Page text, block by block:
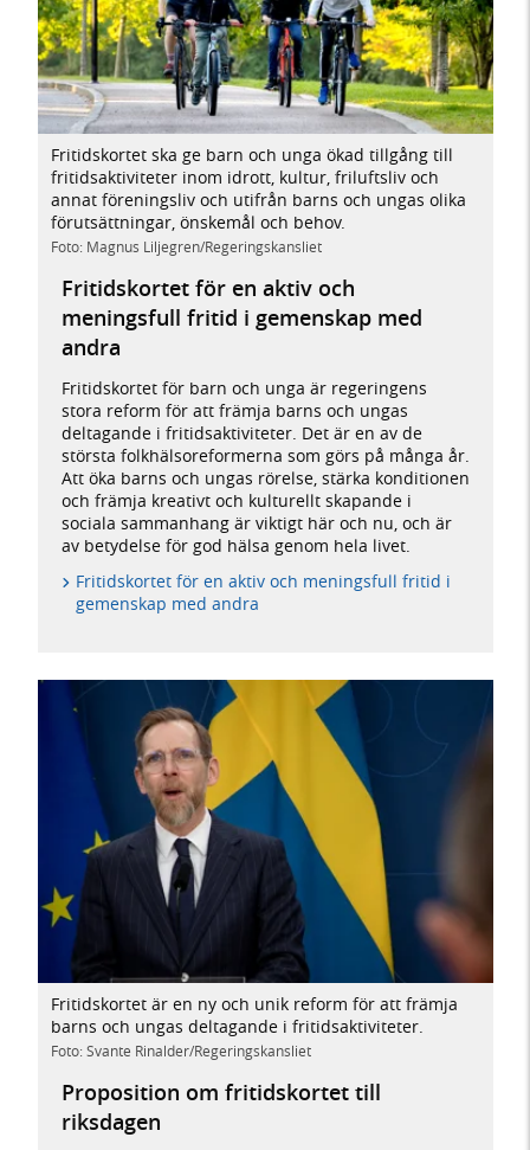
Fritidskortet ska ge barn och unga ökad tillgång till
fritidsaktiviteter inom idrott, kultur, friluftsliv och
annat föreningsliv och utifrån barns och ungas olika
förutsättningar, önskemål och behov.
Foto: Magnus Liljegren/Regeringskansliet
Fritidskortet för en aktiv och
meningsfull fritid i gemenskap med
andra
Fritidskortet för barn och unga är regeringens
stora reform för att främja barns och ungas
deltagande i fritidsaktiviteter. Det är en av de
största folkhälsoreformerna som görs på många år.
Att öka barns och ungas rörelse, stärka konditionen
och främja kreativt och kulturellt skapande i
sociala sammanhang är viktigt här och nu, och är
av betydelse för god hälsa genom hela livet.
Fritidskortet för en aktiv och meningsfull fritid i
gemenskap med andra
Fritidskortet är en ny och unik reform för att främja
barns och ungas deltagande i fritidsaktiviteter.
Foto: Svante Rinalder/Regeringskansliet
Proposition om fritidskortet till
riksdagen